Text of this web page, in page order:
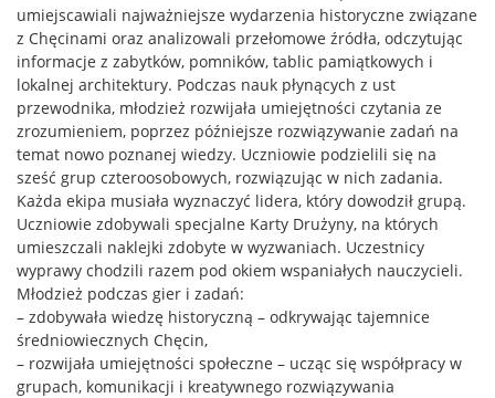
umiejscawiali najważniejsze wydarzenia historyczne związane
z Chęcinami oraz analizowali przełomowe źródła, odczytując
informacje z zabytków, pomników, tablic pamiątkowych i
lokalnej architektury. Podczas nauk płynących z ust
przewodnika, młodzież rozwijała umiejętności czytania ze
zrozumieniem, poprzez późniejsze rozwiązywanie zadań na
temat nowo poznanej wiedzy. Uczniowie podzielili się na
sześć grup czteroosobowych, rozwiązując w nich zadania.
Każda ekipa musiała wyznaczyć lidera, który dowodził grupą.
Uczniowie zdobywali specjalne Karty Drużyny, na których
umieszczali naklejki zdobyte w wyzwaniach. Uczestnicy
wyprawy chodzili razem pod okiem wspaniałych nauczycieli.
Młodzież podczas gier i zadań:
– zdobywała wiedzę historyczną – odkrywając tajemnice
średniowiecznych Chęcin,
– rozwijała umiejętności społeczne – ucząc się współpracy w
grupach, komunikacji i kreatywnego rozwiązywania